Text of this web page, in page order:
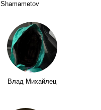
Shamametov
Влад Михайлец